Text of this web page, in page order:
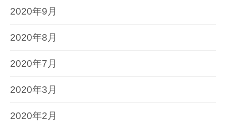
2020年9月
2020年8月
2020年7月
2020年3月
2020年2月